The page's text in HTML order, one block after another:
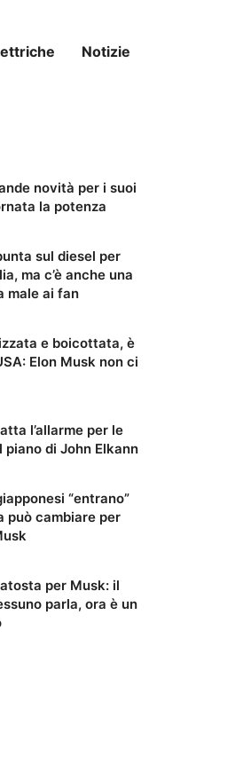
Notizie
novità per i suoi
la potenza
sul diesel per
ma c’è anche una
male ai fan
e boicottata, è
Elon Musk non ci
l’allarme per le
piano di John Elkann
“entrano”
può cambiare per
per Musk: il
parla, ora è un